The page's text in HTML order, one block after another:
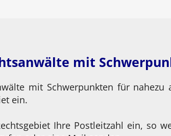
mit
mit Schwerpunkten für nahezu
ein.
Ihre Postleitzahl ein, so